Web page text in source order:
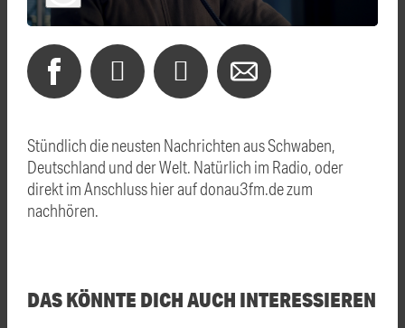
Stündlich die neusten Nachrichten aus Schwaben,
Deutschland und der Welt. Natürlich im Radio, oder
direkt im Anschluss hier auf donau3fm.de zum
nachhören.
DAS KÖNNTE DICH AUCH INTERESSIEREN